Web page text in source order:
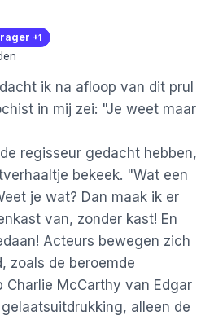
+1
ik na afloop van dit prul
in mij zei: "Je weet maar
regisseur gedacht hebben,
bekeek. "Wat een
je wat? Dan maak ik er
van, zonder kast! En
Acteurs bewegen zich
zoals de beroemde
Charlie McCarthy van Edgar
alleen de